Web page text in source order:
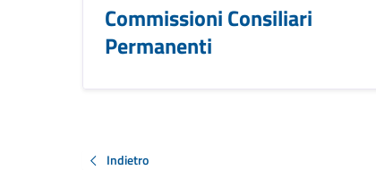
Commissioni Consiliari
Permanenti
Indietro